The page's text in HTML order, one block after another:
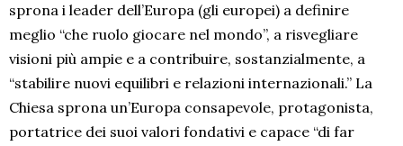
sprona i leader dell’Europa (gli europei) a definire
meglio “che ruolo giocare nel mondo”, a risvegliare
visioni più ampie e a contribuire, sostanzialmente, a
“stabilire nuovi equilibri e relazioni internazionali.” La
Chiesa sprona un’Europa consapevole, protagonista,
portatrice dei suoi valori fondativi e capace “di far